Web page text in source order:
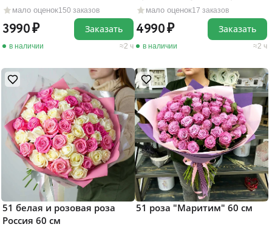
мало оценок150 заказов
3990
в наличии 2 ч
Заказать
мало оценок17 заказов
4990
в наличии 2 ч
Заказать
51 белая и розовая роза
Россия 60 см
51 роза "Маритим" 60 см